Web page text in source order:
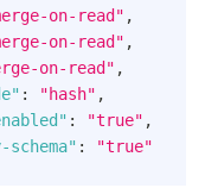
on-read" ,
on-read" ,
on-read" ,
: "hash" ,
: "true" ,
:
"true"